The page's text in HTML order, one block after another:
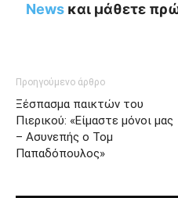
News και μάθετε
Προηγούμενο άρθρο
Ξέσπασμα παικτών του
Πιερικού: «Είμαστε μόνοι μας
– Ασυνεπής ο Τομ
Παπαδόπουλος»